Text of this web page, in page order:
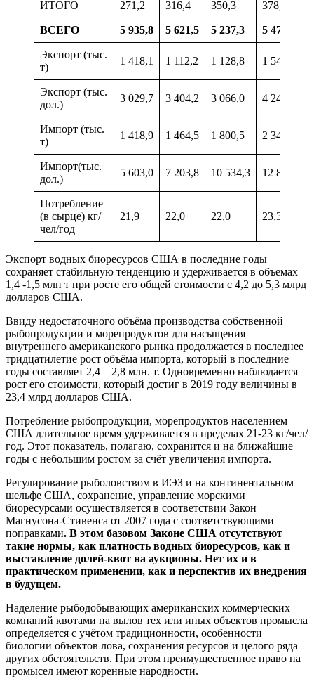
ИТОГО 271,2 316,4 350,3 378,0
ВСЕГО 5 935,8 5 621,5 5 237,3 5 475,4
Экспорт (тыс.
т)
1 418,1 1 112,2 1 128,8 1 545,1
Экспорт (тыс.
дол.)
3 029,7 3 404,2 3 066,0 4 247,8
Импорт (тыс.
т)
1 418,9 1 464,5 1 800,5 2 340,0
Импорт(тыс.
дол.)
5 603,0 7 203,8 10 534,3 12 865,5
Потребление
(в сырце) кг/
чел/год
21,9 22,0 22,0 23,3
Экспорт водных биоресурсов США в последние годы
сохраняет стабильную тенденцию и удерживается в объемах
1,4 -1,5 млн т при росте его общей стоимости с 4,2 до 5,3 млрд
долларов США.
Ввиду недостаточного объёма производства собственной
рыбопродукции и морепродуктов для насыщения
внутреннего американского рынка продолжается в последнее
тридцатилетие рост объёма импорта, который в последние
годы составляет 2,4 – 2,8 млн. т. Одновременно наблюдается
рост его стоимости, который достиг в 2019 году величины в
23,4 млрд долларов США.
Потребление рыбопродукции, морепродуктов населением
США длительное время удерживается в пределах 21-23 кг/чел/
год. Этот показатель, полагаю, сохранится и на ближайшие
годы с небольшим ростом за счёт увеличения импорта.
Регулирование рыболовством в ИЭЗ и на континентальном
шельфе США, сохранение, управление морскими
биоресурсами осуществляется в соответствии Закон
Магнусона-Стивенса от 2007 года с соответствующими
поправками. В этом базовом Законе США отсутствуют
такие нормы, как платность водных биоресурсов, как и
выставление долей-квот на аукционы. Нет их и в
практическом применении, как и перспектив их внедрения
в будущем.
Наделение рыбодобывающих американских коммерческих
компаний квотами на вылов тех или иных объектов промысла
определяется с учётом традиционности, особенности
биологии объектов лова, сохранения ресурсов и целого ряда
других обстоятельств. При этом преимущественное право на
промысел имеют коренные народности.